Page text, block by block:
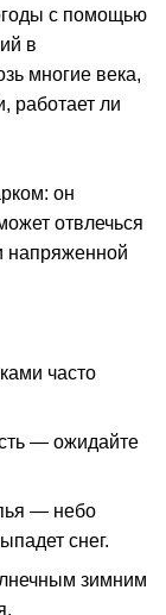
с помощью
в
многие века,
работает ли
он
отвлечься
напряженной
часто
— ожидайте
— небо
снег.
зимним